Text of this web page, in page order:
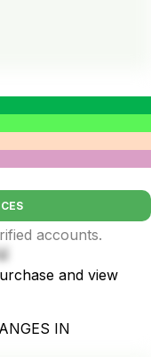
accounts.
and view
IN